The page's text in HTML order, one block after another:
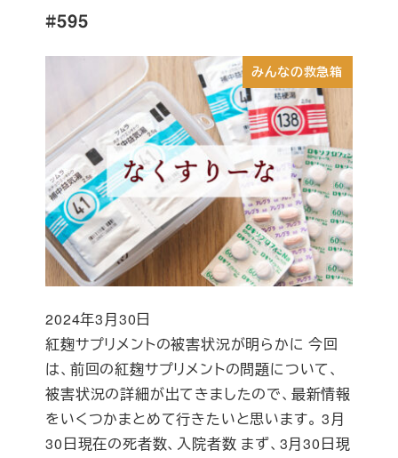
#595
みんなの救急箱
紅麹サプリメントの被害状況が明らかに 今回
は、前回の紅麹サプリメントの問題について、
被害状況の詳細が出てきましたので、最新情報
をいくつかまとめて行きたいと思います。 3月
30日現在の死者数、入院者数 まず、3月30日現
投稿日
2024年3月30日